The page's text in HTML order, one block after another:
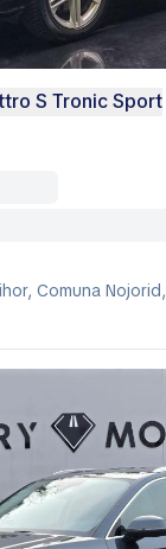
S Tronic Sport
Comuna Nojorid,